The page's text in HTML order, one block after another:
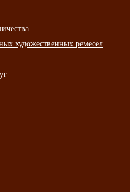
художественных ремесел